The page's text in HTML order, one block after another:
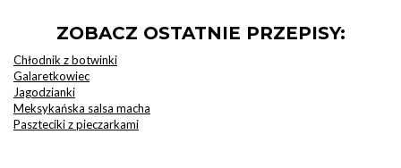
ZOBACZ OSTATNIE PRZEPISY:
Chłodnik z botwinki
Galaretkowiec
Jagodzianki
Meksykańska salsa macha
Paszteciki z pieczarkami